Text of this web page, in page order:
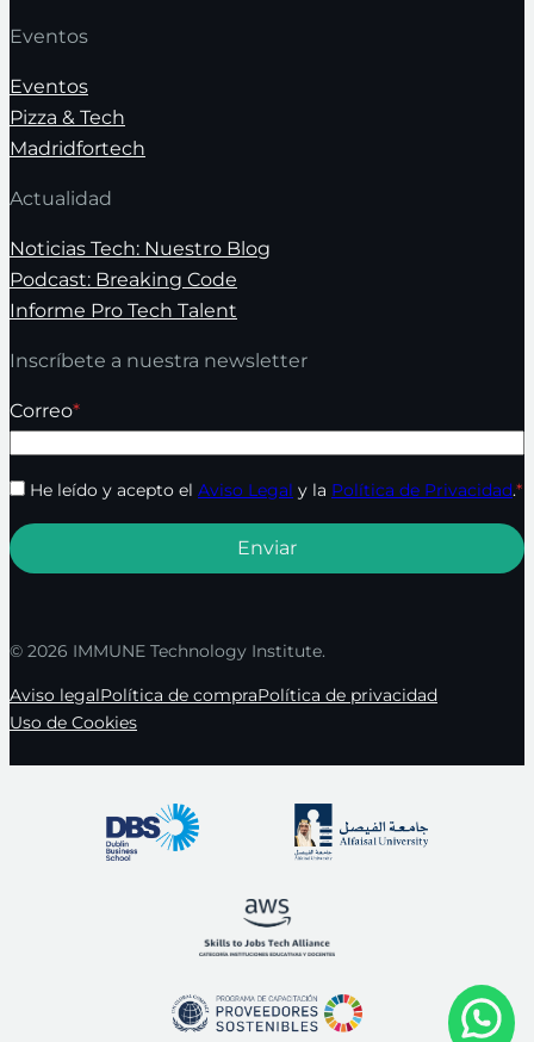
Eventos
Eventos
Pizza & Tech
Madridfortech
Actualidad
Noticias Tech: Nuestro Blog
Podcast: Breaking Code
Informe Pro Tech Talent
Inscríbete a nuestra newsletter
Correo*
He leído y acepto el Aviso Legal y la Política de Privacidad.*
© 2026 IMMUNE Technology Institute.
Aviso legalPolítica de compraPolítica de privacidad
Uso de Cookies